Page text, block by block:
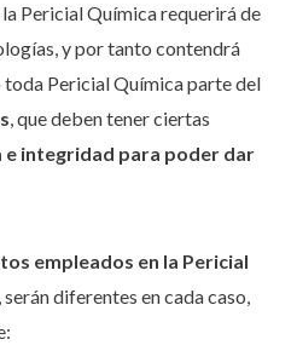
Pericial Química requerirá de
y por tanto contendrá
Pericial Química parte del
, que deben tener ciertas
integridad para poder dar
empleados en la Pericial
serán diferentes en cada caso,